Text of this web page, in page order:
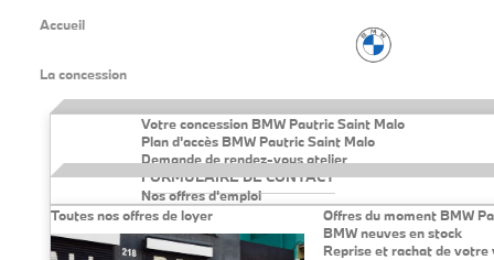
Accueil
La concession
Votre concession BMW Pautric Saint Malo
Plan d'accès BMW Pautric Saint Malo
Demande de rendez-vous atelier
FORMULAIRE DE CONTACT
Nos offres d'emploi
Toutes nos offres de loyer
Offres du moment BMW
BMW neuves en stock
Reprise et rachat de votre